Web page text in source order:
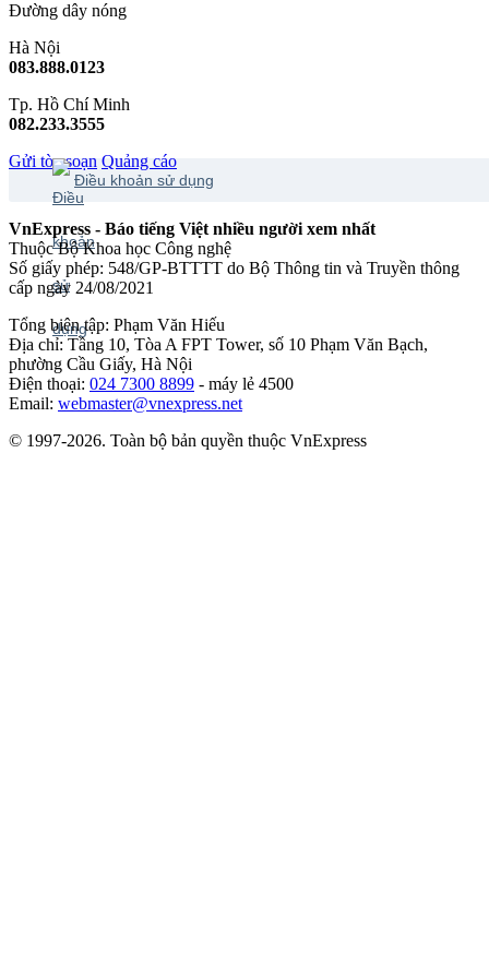
Đường dây nóng
Hà Nội
083.888.0123
Tp. Hồ Chí Minh
082.233.3555
Gửi tòa soạn Quảng cáo
Điều khoản sử dụng
VnExpress - Báo tiếng Việt nhiều người xem nhất
Thuộc Bộ Khoa học Công nghệ
Số giấy phép: 548/GP-BTTTT do Bộ Thông tin và Truyền thông
cấp ngày 24/08/2021
Tổng biên tập: Phạm Văn Hiếu
Địa chỉ: Tầng 10, Tòa A FPT Tower, số 10 Phạm Văn Bạch,
phường Cầu Giấy, Hà Nội
Điện thoại: 024 7300 8899 - máy lẻ 4500
Email: webmaster@vnexpress.net
© 1997-2026. Toàn bộ bản quyền thuộc VnExpress